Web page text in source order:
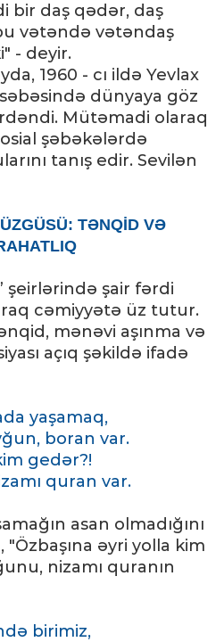
bir daş qədər, daş
vətəndə vətəndaş
- deyir.
1960 - cı ildə Yevlax
dünyaya göz
Mütəmadi olaraq
şəbəkələrdə
tanış edir. Sevilən
TƏNQİD VƏ
şeirlərində şair fərdi
cəmiyyətə üz tutur.
mənəvi aşınma və
açıq şəkildə ifadə
yaşamaq,
boran var.
gedər?!
quran var.
asan olmadığını
əyri yolla kim
nizamı quranın
birimiz,